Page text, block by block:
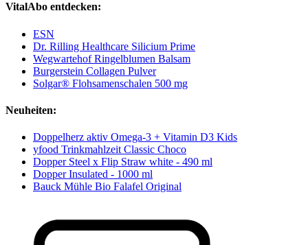
VitalAbo entdecken:
ESN
Dr. Rilling Healthcare Silicium Prime
Wegwartehof Ringelblumen Balsam
Burgerstein Collagen Pulver
Solgar® Flohsamenschalen 500 mg
Neuheiten:
Doppelherz aktiv Omega-3 + Vitamin D3 Kids
yfood Trinkmahlzeit Classic Choco
Dopper Steel x Flip Straw white - 490 ml
Dopper Insulated - 1000 ml
Bauck Mühle Bio Falafel Original